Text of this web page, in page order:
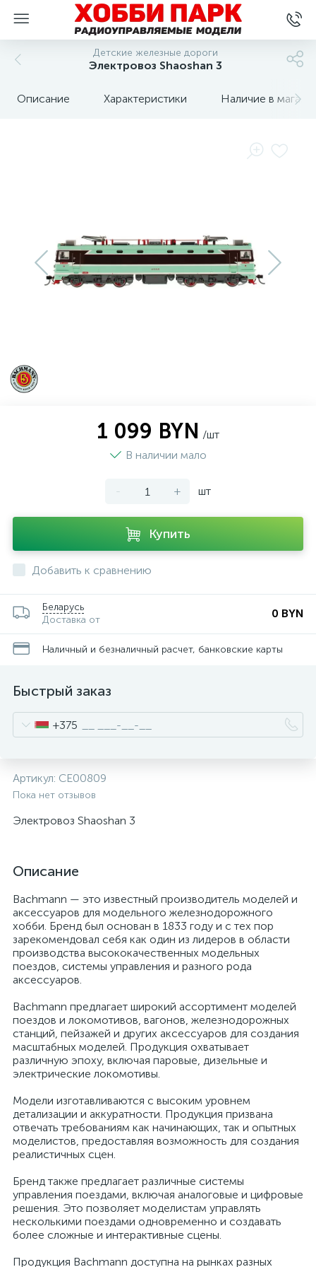
Детские железные дороги
Электровоз Shaoshan 3
Описание Характеристики Наличие в
1 099 BYN /шт
В наличии мало
- + шт
Купить
Добавить к сравнению
Беларусь
Доставка от
0 BYN
Наличный и безналичный расчет, банковские карты
Быстрый заказ
+375
Артикул: CE00809
Пока нет отзывов
Электровоз Shaoshan 3
Описание
Bachmann — это известный производитель моделей и
аксессуаров для модельного железнодорожного
хобби. Бренд был основан в 1833 году и с тех пор
зарекомендовал себя как один из лидеров в области
производства высококачественных модельных
поездов, системы управления и разного рода
аксессуаров.
Bachmann предлагает широкий ассортимент моделей
поездов и локомотивов, вагонов, железнодорожных
станций, пейзажей и других аксессуаров для создания
масштабных моделей. Продукция охватывает
различную эпоху, включая паровые, дизельные и
электрические локомотивы.
Модели изготавливаются с высоким уровнем
детализации и аккуратности. Продукция призвана
отвечать требованиям как начинающих, так и опытных
моделистов, предоставляя возможность для создания
реалистичных сцен.
Бренд также предлагает различные системы
управления поездами, включая аналоговые и цифровые
решения. Это позволяет моделистам управлять
несколькими поездами одновременно и создавать
более сложные и интерактивные сцены.
Продукция Bachmann доступна на рынках разных